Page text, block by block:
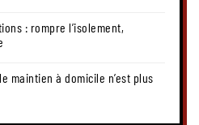
: rompre l’isolement,
maintien à domicile n’est plus